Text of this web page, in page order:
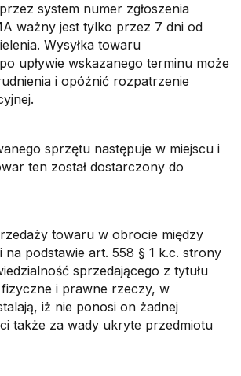
system numer zgłoszenia
ważny jest tylko przez 7 dni od
Wysyłka towaru
upływie wskazanego terminu może
i opóźnić rozpatrzenie
sprzętu następuje w miejscu i
ten został dostarczony do
towaru w obrocie między
na podstawie art. 558 § 1 k.c. strony
sprzedającego z tytułu
i prawne rzeczy, w
iż nie ponosi on żadnej
także za wady ukryte przedmiotu